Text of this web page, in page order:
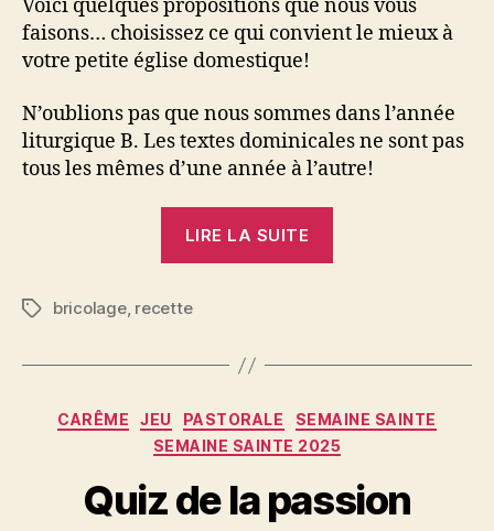
Voici quelques propositions que nous vous
faisons… choisissez ce qui convient le mieux à
votre petite église domestique!
N’oublions pas que nous sommes dans l’année
liturgique B. Les textes dominicales ne sont pas
tous les mêmes d’une année à l’autre!
LIRE LA SUITE
Étiquettes
bricolage, recette
Catégories
CARÊME JEU PASTORALE
SEMAINE SAINTE
SEMAINE SAINTE 2025
Quiz de la passion